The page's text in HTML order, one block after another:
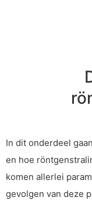
In dit onderdeel
en hoe
komen allerlei
gevolgen van deze